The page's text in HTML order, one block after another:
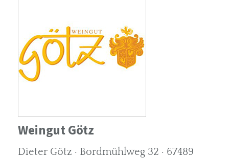
Weingut Götz
Dieter Götz · Bordmühlweg 32 · 67489